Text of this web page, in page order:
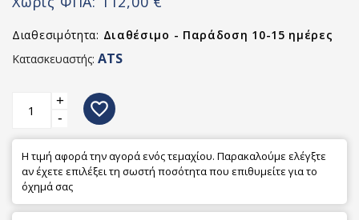
Διαθεσιμότητα: Διαθέσιμο - Παράδοση 10-15 ημέρες
Κατασκευαστής: ATS
+
-
favorite_border
Η τιμή αφορά την αγορά ενός τεμαχίου. Παρακαλούμε ελέγξτε
αν έχετε επιλέξει τη σωστή ποσότητα που επιθυμείτε για το
όχημά σας